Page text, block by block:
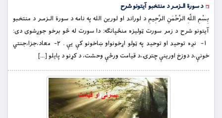
د سورة الـزمـر د منتخبو آیتونو شرح
بِسْمِ اللَّهِ الرَّحْمَنِ الرَّحِيمِ د لوراند او لورین الله په نامه د سورة الـزمـر د منتخبو
آیتونو شرح د زمر سورت ټوليزه منځپانګه: دا سورت له څو برخو جوړشوى دى:
١- نږه توحيد او توحيد په ټولو اړخونواو ښاخونو کې يې . ٢- معاد،جزا،جنتي
خونې،د دوزخ اورينې چترۍ،د قيامت ورځې وحشت، د کړنو د پايلو […]